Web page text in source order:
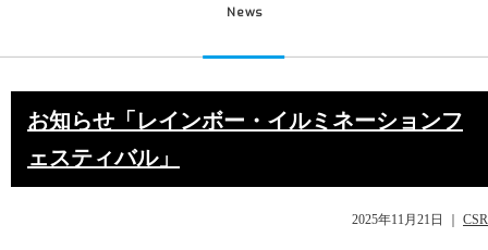
News
お知らせ「レインボー・イルミネーションフ
ェスティバル」
2025年11月21日 CSR